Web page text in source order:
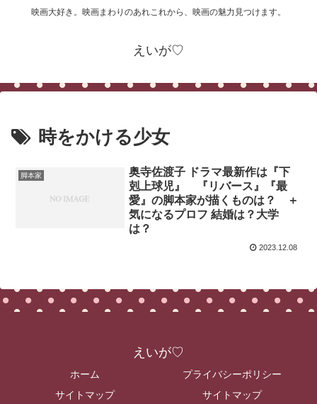
映画大好き。映画まわりのあれこれから、映画の魅力見つけます。
えいが♡
時をかける少女
脚本家
奥寺佐渡子 ドラマ最新作は『下
剋上球児』 『リバース』『最
愛』の脚本家が描くものは？ ＋
気になるプロフ 結婚は？大学
は？
2023.12.08
えいが♡
ホーム
プライバシーポリシー
サイトマップ
サイトマップ